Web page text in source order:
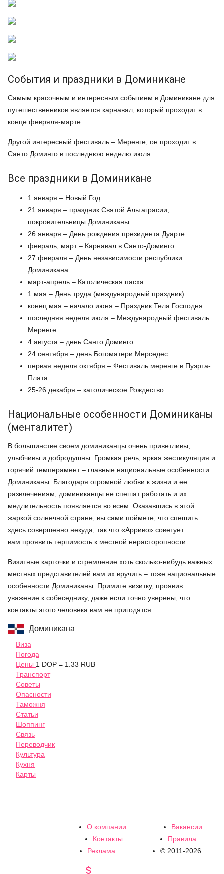
События и праздники в Доминикане
Самым красочным и интересным событием в Доминикане для
путешественников является карнавал, который проходит в
конце февряля-марте.
Другой интересный фестиваль – Меренге, он проходит в
Санто Доминго в последнюю неделю июля.
Все праздники в Доминикане
1 января – Новый Год
21 января – праздник Святой Альтаграсии,
покровительницы Доминиканы
26 января – День рождения президента Дуарте
февраль, март – Карнавал в Санто-Доминго
27 февраля – День независимости республики
Доминикана
март-апрель – Католическая пасха
1 мая – День труда (международный праздник)
конец мая – начало июня – Праздник Тела Господня
последняя неделя июля – Международный фестиваль
Меренге
4 августа – день Санто Доминго
24 сентября – день Богоматери Мерседес
первая неделя октября – Фестиваль меренге в Пуэрта-
Плата
25-26 декабря – католическое Рождество
Национальные особенности Доминиканы
(менталитет)
В большинстве своем доминиканцы очень приветливы,
улыбчивы и добродушны. Громкая речь, яркая жестикуляция и
горячий темперамент – главные национальные особенности
Доминиканы. Благодаря огромной любви к жизни и ее
развлечениям, доминиканцы не спешат работать и их
медлительность появляется во всем. Оказавшись в этой
жаркой солнечной стране, вы сами поймете, что спешить
здесь совершенно некуда, так что «Арриво» советует
вам проявить терпимость к местной нерасторопности.
Визитные карточки и стремление хоть сколько-нибудь важных
местных представителей вам их вручить – тоже национальные
особенности Доминиканы. Примите визитку, проявив
уважение к собеседнику, даже если точно уверены, что
контакты этого человека вам не пригодятся.
Доминикана
Виза
Погода
Цены 1 DOP = 1.33 RUB
Транспорт
Советы
Опасности
Таможня
Статьи
Шоппинг
Связь
Переводчик
Культура
Кухня
Карты
О компании
Вакансии
Контакты
Правила
Реклама
© 2011-2026
